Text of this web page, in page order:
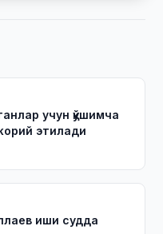
учун қўшимча
этилади
иши судда